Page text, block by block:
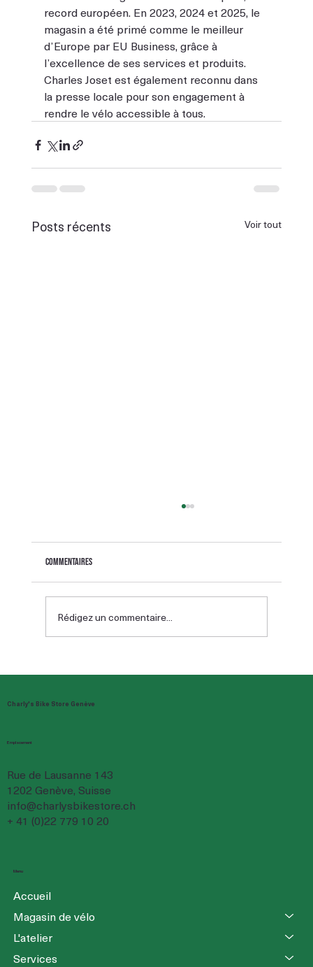
record européen. En 2023, 2024 et 2025, le
magasin a été primé comme le meilleur
d’Europe par EU Business, grâce à
l’excellence de ses services et produits.
Charles Joset est également reconnu dans
la presse locale pour son engagement à
rendre le vélo accessible à tous.
Posts récents Voir tout
Commentaires
Rédigez un commentaire...
Charly's Bike Store Genève
Emplacement
Rue de Lausanne 143
1202 Genève, Suisse
info@charlysbikestore.ch
+ 41 (0)22 779 10 20
Menu
Accueil
Magasin de vélo
L'atelier
Services